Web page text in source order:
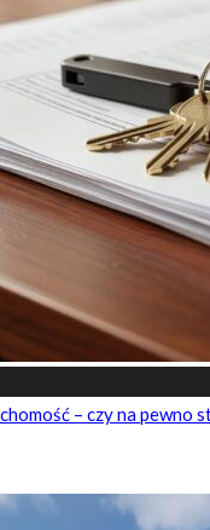
– czy na pewno